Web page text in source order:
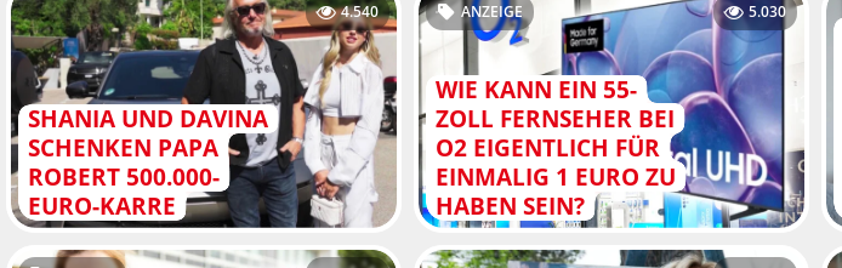
SHANIA UND DAVINA
SCHENKEN PAPA
ROBERT 500.000-
EURO-KARRE
4.540
WIE KANN EIN 55-
ZOLL FERNSEHER BEI
O2 EIGENTLICH FÜR
EINMALIG 1 EURO ZU
HABEN SEIN?
ANZEIGE 5.030